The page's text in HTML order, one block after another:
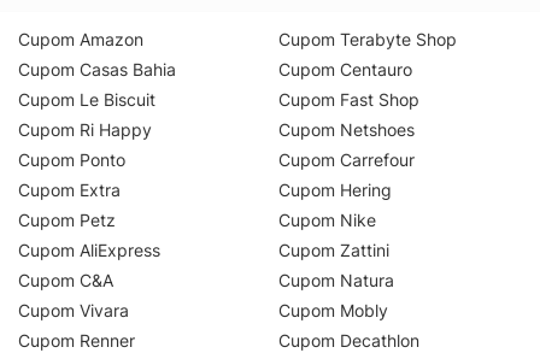
Cupom Amazon
Cupom Casas Bahia
Cupom Le Biscuit
Cupom Ri Happy
Cupom Ponto
Cupom Extra
Cupom Petz
Cupom AliExpress
Cupom C&A
Cupom Vivara
Cupom Renner
Cupom Terabyte Shop
Cupom Centauro
Cupom Fast Shop
Cupom Netshoes
Cupom Carrefour
Cupom Hering
Cupom Nike
Cupom Zattini
Cupom Natura
Cupom Mobly
Cupom Decathlon